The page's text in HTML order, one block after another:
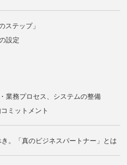
ステップ」
設定
業務プロセス、システムの整備
ミットメント
。「真のビジネスパートナー」とは